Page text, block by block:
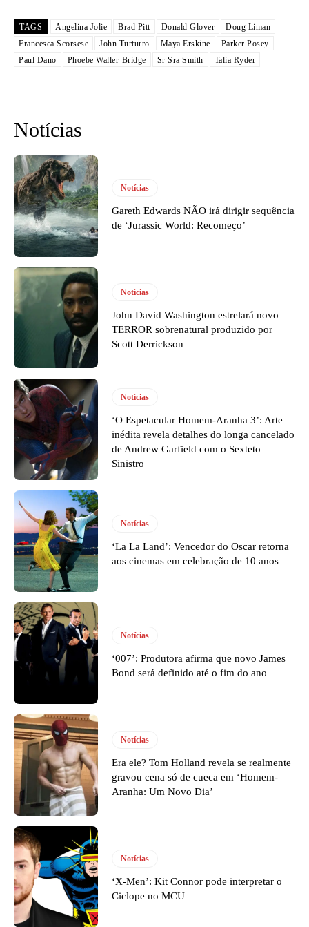
TAGS Angelina Jolie Brad Pitt Donald Glover
Doug Liman
Francesca Scorsese
John Turturro Maya Erskine
Parker Posey
Paul Dano
Phoebe Waller-Bridge Sr Sra Smith Talia Ryder
Notícias
Notícias
Gareth Edwards NÃO irá dirigir sequência
de ‘Jurassic World: Recomeço’
Notícias
John David Washington estrelará novo
TERROR sobrenatural produzido por
Scott Derrickson
Notícias
‘O Espetacular Homem-Aranha 3’: Arte
inédita revela detalhes do longa cancelado
de Andrew Garfield com o Sexteto
Sinistro
Notícias
‘La La Land’: Vencedor do Oscar retorna
aos cinemas em celebração de 10 anos
Notícias
‘007’: Produtora afirma que novo James
Bond será definido até o fim do ano
Notícias
Era ele? Tom Holland revela se realmente
gravou cena só de cueca em ‘Homem-
Aranha: Um Novo Dia’
Notícias
‘X-Men’: Kit Connor pode interpretar o
Ciclope no MCU